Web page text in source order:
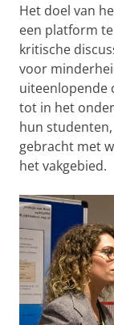
Het doel van
een platform
kritische
voor
uiteenlopende
tot in het
hun
gebracht met
het vakgebied.